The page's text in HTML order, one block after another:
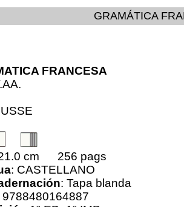
GRAMÁTICA
FRANCESA
cm 256 pags
: CASTELLANO
: Tapa blanda
9788480164887